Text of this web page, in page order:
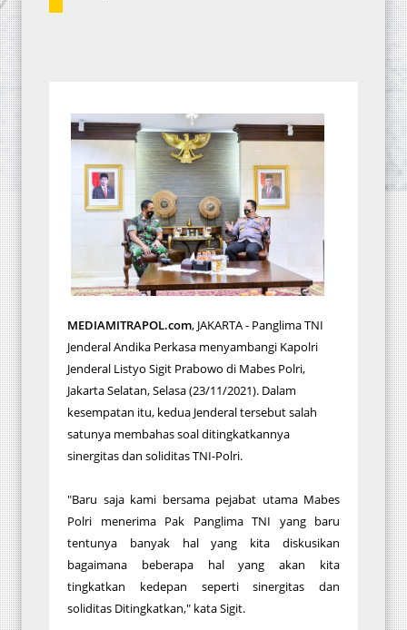
MEDIAMITRAPOL.com, JAKARTA - Panglima TNI
Jenderal Andika Perkasa menyambangi Kapolri
Jenderal Listyo Sigit Prabowo di Mabes Polri,
Jakarta Selatan, Selasa (23/11/2021). Dalam
kesempatan itu, kedua Jenderal tersebut salah
satunya membahas soal ditingkatkannya
sinergitas dan soliditas TNI-Polri.
"Baru saja kami bersama pejabat utama Mabes
Polri menerima Pak Panglima TNI yang baru
tentunya banyak hal yang kita diskusikan
bagaimana beberapa hal yang akan kita
tingkatkan kedepan seperti sinergitas dan
soliditas Ditingkatkan," kata Sigit.